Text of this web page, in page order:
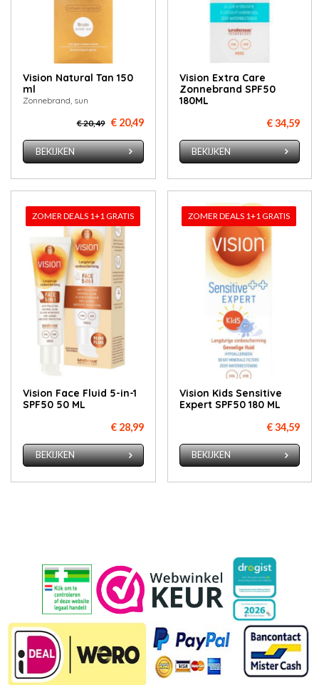
Vision Natural Tan 150
ml
Zonnebrand, sun
€ 20,49 € 20,49
BEKIJKEN
Vision Extra Care
Zonnebrand SPF50
180ML
€ 34,59
BEKIJKEN
ZOMER DEALS 1+1 GRATIS
Vision Face Fluid 5-in-1
SPF50 50 ML
€ 28,99
BEKIJKEN
ZOMER DEALS 1+1 GRATIS
Vision Kids Sensitive
Expert SPF50 180 ML
€ 34,59
BEKIJKEN